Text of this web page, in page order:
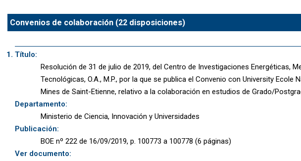
Convenios de colaboración (22 disposiciones)
Título:
Resolución de 31 de julio de 2019, del Centro de Investigaciones Energéticas,
Tecnológicas, O.A., M.P., por la que se publica el Convenio con University Ecole
Mines de Saint-Etienne, relativo a la colaboración en estudios de Grado/
Departamento:
Ministerio de Ciencia, Innovación y Universidades
Publicación:
BOE nº 222 de 16/09/2019, p. 100773 a 100778 (6 páginas)
Ver documento: